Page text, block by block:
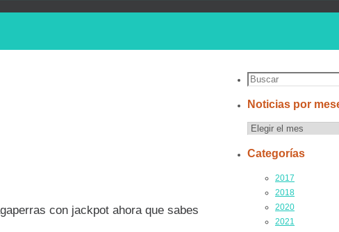
con jackpot ahora que sabes
Buscar
Noticias por
Noticias
meses
Categorías
2017
2018
2020
2021